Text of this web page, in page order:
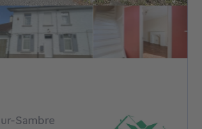
Sambre